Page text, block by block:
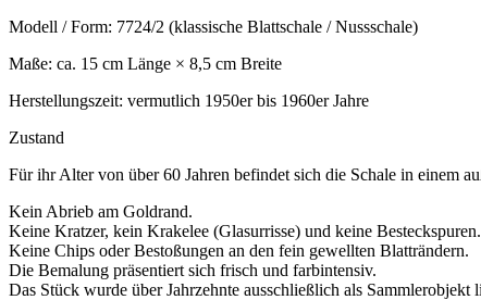
Modell / Form: 7724/2 (klassische Blattschale / Nussschale)
Maße: ca. 15 cm Länge × 8,5 cm Breite
Herstellungszeit: vermutlich 1950er bis 1960er Jahre
Zustand
Für ihr Alter von über 60 Jahren befindet sich die Schale in einem
Kein Abrieb am Goldrand.
Keine Kratzer, kein Krakelee (Glasurrisse) und keine Besteckspuren.
Keine Chips oder Bestoßungen an den fein gewellten Blatträndern.
Die Bemalung präsentiert sich frisch und farbintensiv.
Das Stück wurde über Jahrzehnte ausschließlich als